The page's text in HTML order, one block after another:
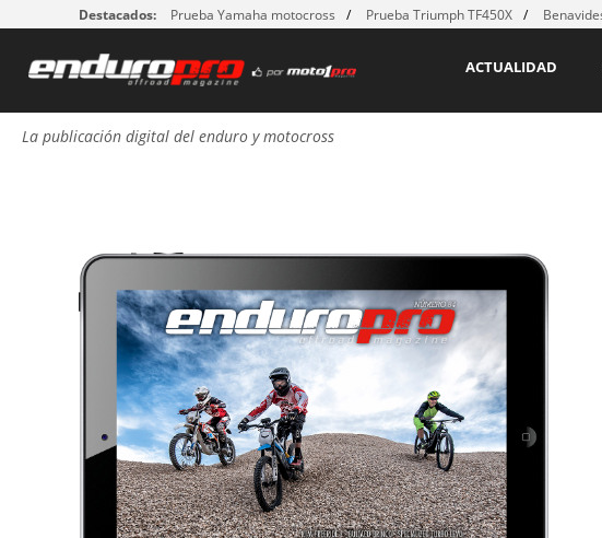
Destacados: Prueba Yamaha motocross Prueba Triumph TF450X
ACTUALIDAD
La publicación digital del enduro y motocross